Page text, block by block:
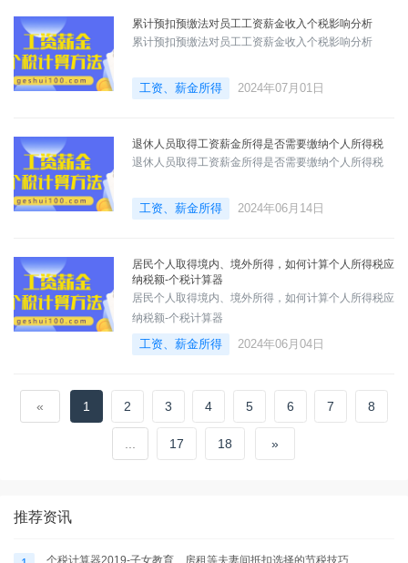
累计预扣预缴法对员工工资薪金收入个税影响分析
累计预扣预缴法对员工工资薪金收入个税影响分析
工资、薪金所得 2024年07月01日
退休人员取得工资薪金所得是否需要缴纳个人所得税
退休人员取得工资薪金所得是否需要缴纳个人所得税
工资、薪金所得 2024年06月14日
居民个人取得境内、境外所得，如何计算个人所得税应
纳税额-个税计算器
居民个人取得境内、境外所得，如何计算个人所得税应
纳税额-个税计算器
工资、薪金所得 2024年06月04日
« 1 2 3 4 5 6 7 8
17 18 »
推荐资讯
个税计算器2019-子女教育、房租等夫妻间抵扣选择的节税技巧